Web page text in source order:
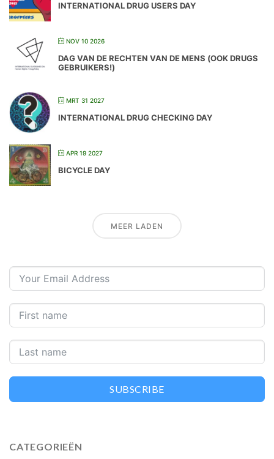
INTERNATIONAL DRUG USERS DAY
NOV 10 2026
DAG VAN DE RECHTEN VAN DE MENS (OOK DRUGS
GEBRUIKERS!)
MRT 31 2027
INTERNATIONAL DRUG CHECKING DAY
APR 19 2027
BICYCLE DAY
MEER LADEN
SUBSCRIBE
CATEGORIEËN